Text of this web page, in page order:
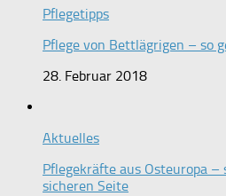
Pflegetipps
Pflege von Bettlägrigen – so
28. Februar 2018
Aktuelles
Pflegekräfte aus Osteuropa
sicheren Seite